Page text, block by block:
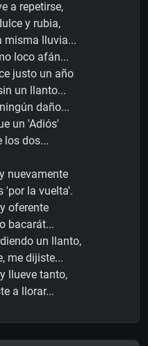
a repetirse,
y rubia,
misma lluvia...
loco afán...
justo un año
un llanto...
daño...
un 'Adiós'
los dos...
nuevamente
'por la vuelta'.
oferente
bacarát...
un llanto,
me dijiste...
llueve tanto,
a llorar...